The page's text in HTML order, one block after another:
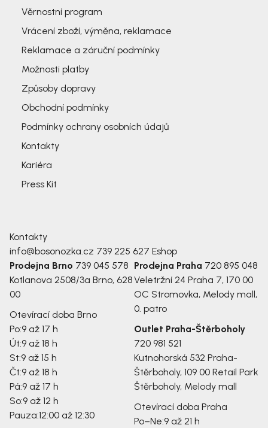
Věrnostní program
Vrácení zboží, výměna, reklamace
Reklamace a záruční podmínky
Možnosti platby
Způsoby dopravy
Obchodní podmínky
Podmínky ochrany osobních údajů
Kontakty
Kariéra
Press Kit
Kontakty
info@bosonozka.cz 739 225 627 Eshop
Prodejna Brno 739 045 578
Kotlanova 2508/3a Brno, 628
00
Otevírací doba Brno
Po:9 až 17 h
Út:9 až 18 h
St:9 až 15 h
Čt:9 až 18 h
Pá:9 až 17 h
So:9 až 12 h
Pauza:12:00 až 12:30
Prodejna Praha 720 895 048
Veletržní 24 Praha 7, 170 00
OC Stromovka, Melody mall,
0. patro
Outlet Praha-Štěrboholy
720 981 521
Kutnohorská 532 Praha-
Štěrboholy, 109 00 Retail Park
Štěrboholy, Melody mall
Otevírací doba Praha
Po–Ne:9 až 21 h